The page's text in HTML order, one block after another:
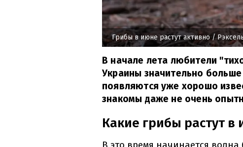
Грибы в июне растут активно /
В начале лета любители
Украины значительно
появляются уже хорошо
знакомы даже не очень
Какие грибы растут в